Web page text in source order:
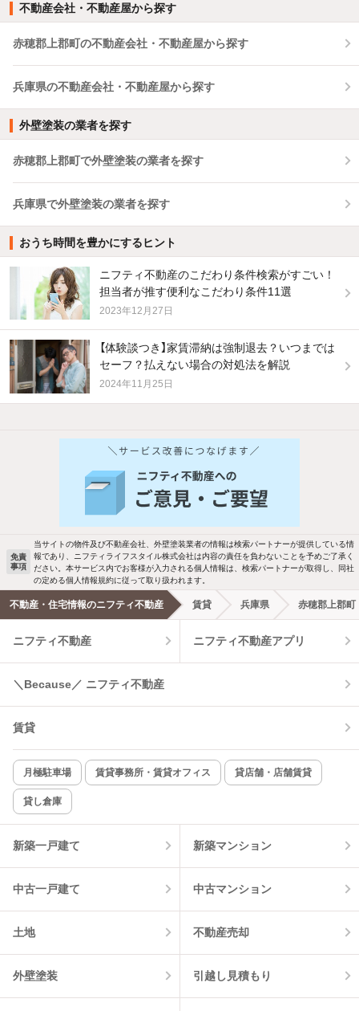
不動産会社・不動産屋から探す
赤穂郡上郡町の不動産会社・不動産屋から探す
兵庫県の不動産会社・不動産屋から探す
外壁塗装の業者を探す
赤穂郡上郡町で外壁塗装の業者を探す
兵庫県で外壁塗装の業者を探す
おうち時間を豊かにするヒント
ニフティ不動産のこだわり条件検索がすごい！
担当者が推す便利なこだわり条件11選
2023年12月27日
【体験談つき】家賃滞納は強制退去？いつまでは
セーフ？払えない場合の対処法を解説
2024年11月25日
他の人はこんな条件で絞り込んでいます！
バス・トイレ別 2階以上
駐車場あり ペット相談
洗濯機置場あり 独立洗面台
エアコンあり 都市ガス
温水洗浄便座 オートロック
コンロ2口以上
新着のみ インターネット無料
該当件数:
6
免責
事項
当サイトの物件及び不動産会社、外壁塗装業者の情報は検索パートナーが提供している情
報であり、ニフティライフスタイル株式会社は内容の責任を負わないことを予めご了承く
ださい。本サービス内でお客様が入力される個人情報は、検索パートナーが取得し、同社
の定める個人情報規約に従って取り扱われます。
不動産・住宅情報のニフティ不動産 賃貸 兵庫県 赤穂郡上郡町
ニフティ不動産 ニフティ不動産アプリ
＼Because／ ニフティ不動産
賃貸
月極駐車場 賃貸事務所・賃貸オフィス 貸店舗・店舗賃貸
貸し倉庫
新築一戸建て 新築マンション
中古一戸建て 中古マンション
土地 不動産売却
外壁塗装 引越し見積もり